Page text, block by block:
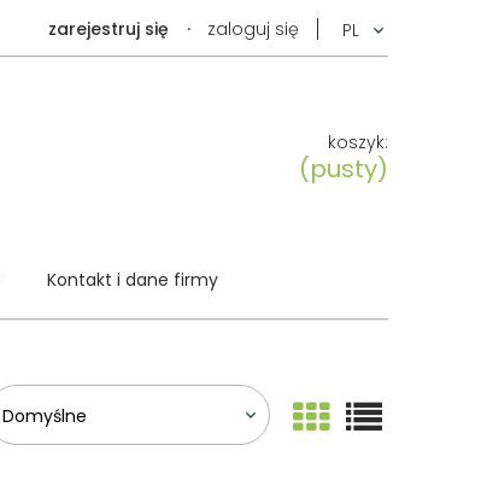
zarejestruj się zaloguj się
koszyk:
(pusty)
Kontakt i dane firmy